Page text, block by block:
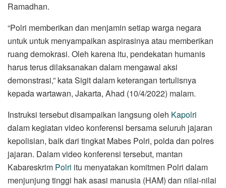
Ramadhan.
“Polri memberikan dan menjamin setiap warga negara
untuk untuk menyampaikan aspirasinya atau memberikan
ruang demokrasi. Oleh karena itu, pendekatan humanis
harus terus dilaksanakan dalam mengawal aksi
demonstrasi,” kata Sigit dalam keterangan tertulisnya
kepada wartawan, Jakarta, Ahad (10/4/2022) malam.
Instruksi tersebut disampaikan langsung oleh Kapolri
dalam kegiatan video konferensi bersama seluruh jajaran
kepolisian, baik dari tingkat Mabes Polri, polda dan polres
jajaran. Dalam video konferensi tersebut, mantan
Kabareskrim Polri itu menyatakan komitmen Polri dalam
menjunjung tinggi hak asasi manusia (HAM) dan nilai-nilai